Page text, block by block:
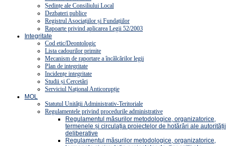
Ședințe ale Consiliului Local
Dezbateri publice
Registrul Asociațiilor și Fundațiilor
Rapoarte privind aplicarea Legii 52/2003
Integritate
Cod etic/Deontologic
Lista cadourilor primite
Mecanism de raportare a încălcărilor legii
Plan de integritate
Incidențe integritate
Studii și Cercetări
Serviciul Național Anticorupție
MOL
Statutul Unității Administrativ-Teritoriale
Regulamentele privind procedurile administrative
Regulamentul măsurilor metodologice, organizatorice,
termenele și circulația proiectelor de hotărâri ale autorității
deliberative
Regulamentul măsurilor metodologice, organizatorice,